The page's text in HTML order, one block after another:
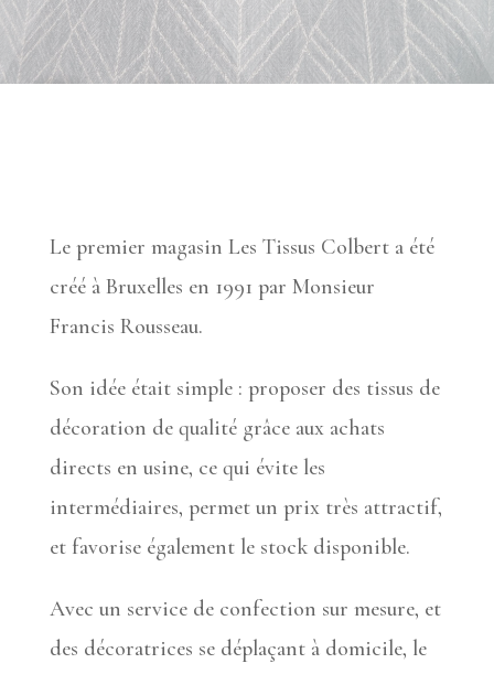
Le premier magasin Les Tissus Colbert a été
créé à Bruxelles en 1991 par Monsieur
Francis Rousseau.
Son idée était simple : proposer des tissus de
décoration de qualité grâce aux achats
directs en usine, ce qui évite les
intermédiaires, permet un prix très attractif,
et favorise également le stock disponible.
Avec un service de confection sur mesure, et
des décoratrices se déplaçant à domicile, le